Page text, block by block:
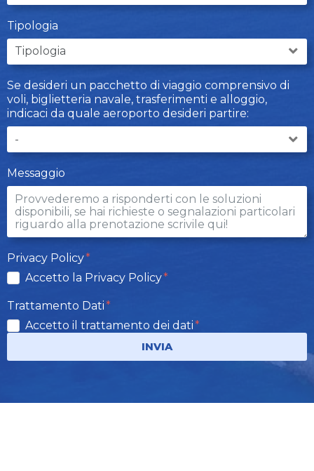
Tipologia
Se desideri un pacchetto di viaggio comprensivo di
voli, biglietteria navale, trasferimenti e alloggio,
indicaci da quale aeroporto desideri partire:
Messaggio
Privacy Policy
Accetto la Privacy Policy
Trattamento Dati
Accetto il trattamento dei dati
INVIA